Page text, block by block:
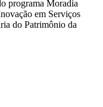
programa Moradia
em Serviços
do Patrimônio da